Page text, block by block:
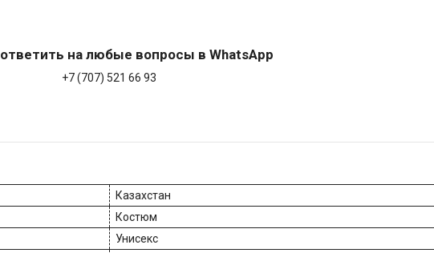
на любые вопросы в WhatsApp
+7 (707) 521 66 93
Казахстан
Костюм
Унисекс